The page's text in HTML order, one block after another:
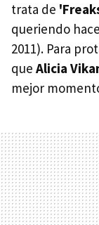
trata de
queriendo
2011). Para
que Alicia
mejor